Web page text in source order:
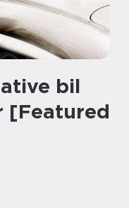
bil
[Featured